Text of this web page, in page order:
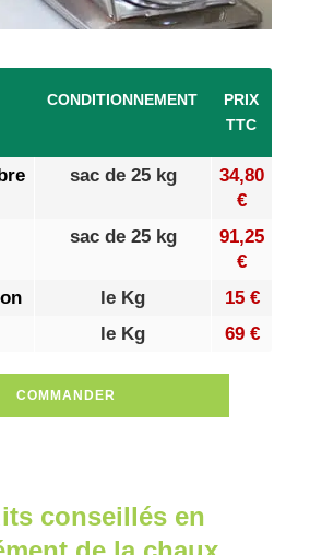
CONDITIONNEMENT
PRIX
TTC
sac de 25 kg
34,80
€
sac de 25 kg
91,25
€
le Kg
15 €
le Kg 69 €
COMMANDER
conseillés en